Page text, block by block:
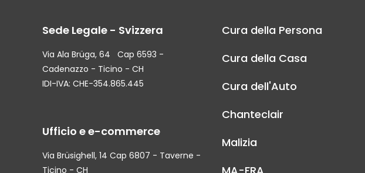
Sede Legale - Svizzera
Via Ala Brüga, 64 Cap 6593 -
Cadenazzo - Ticino - CH
IDI-IVA: CHE-354.865.445
Ufficio e e-commerce
Via Brüsighell, 14 Cap 6807 - Taverne -
Ticino - CH
Cura della Persona
Cura della Casa
Cura dell'Auto
Chanteclair
Malizia